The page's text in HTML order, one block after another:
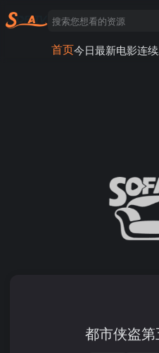
首页今日最新电影连
都市侠盗